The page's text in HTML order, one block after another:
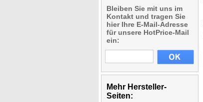
Bleiben Sie mit uns im
Kontakt und tragen Sie
hier Ihre E-Mail-Adresse
für unsere HotPrice-Mail
ein:
Mehr Hersteller-
Seiten: